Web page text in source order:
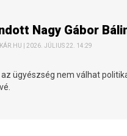
Nagy Gábor
| 2026. JÚLIUS 22. 14:29
ügyészség nem válhat